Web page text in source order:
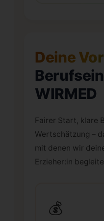
Deine
WIRMED
Fairer Start, klare
Wertschätzung –
mit denen wir
Erzieher:in
💰